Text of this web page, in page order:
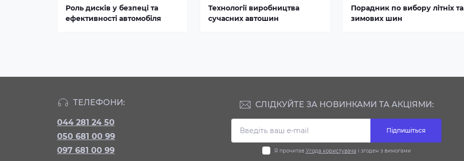
Роль дисків у безпеці та
ефективності автомобіля
Технології виробництва
сучасних автошин
Порадник по вибору літніх та
зимових шин
ТЕЛЕФОНИ:
044 281 24 50
050 681 00 99
097 681 00 99
СЛІДКУЙТЕ ЗА НОВИНКАМИ ТА АКЦІЯМИ:
Підпишіться
Я прочитав Угода користувача і згоден з вимогами